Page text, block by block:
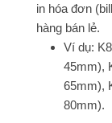
in hóa đơn
hàng bán lẻ.
Ví dụ:
45mm),
65mm),
80mm).